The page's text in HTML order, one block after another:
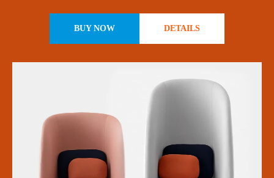
BUY NOW DETAILS